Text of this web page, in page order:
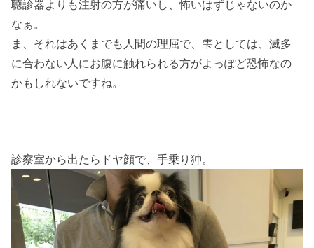
聴診器よりも注射の方が痛いし、怖いはずじゃないのか
なぁ。
ま、それはあくまでも人間の理屈で、雫としては、滅多
に合わない人にお腹に触れられる方がよっぽど恐怖なの
かもしれないですね。
診察室から出たらドヤ顔で、手乗り狆。